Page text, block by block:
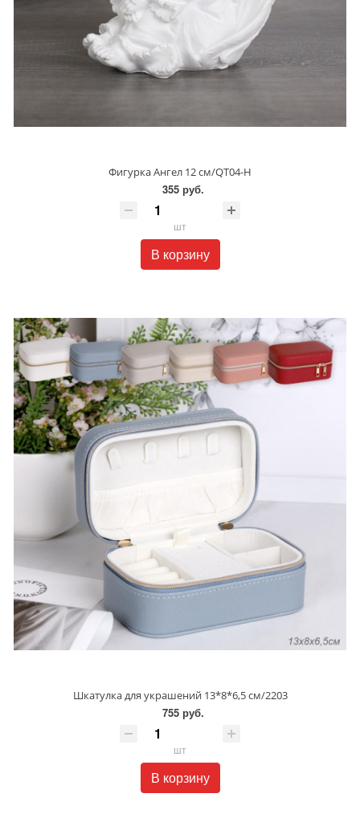
Фигурка Ангел 12 см/QT04-H
355 руб.
шт
В корзину
Шкатулка для украшений 13*8*6,5 см/2203
755 руб.
шт
В корзину